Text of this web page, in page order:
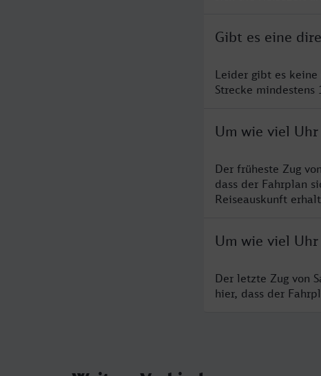
Gibt es eine
Leider gibt es keine
Strecke mindestens
Um wie viel
Der früheste Zug
dass der Fahrplan
Reiseauskunft
Um wie viel
Der letzte Zug von
hier, dass der